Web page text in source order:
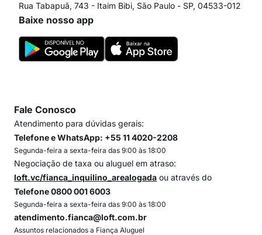
Rua Tabapuã, 743 - Itaim Bibi, São Paulo - SP, 04533-012
Baixe nosso app
Fale Conosco
Atendimento para dúvidas gerais:
Telefone e WhatsApp: +55 11 4020-2208
Segunda-feira a sexta-feira das 9:00 às 18:00
Negociação de taxa ou aluguel em atraso:
loft.vc/fianca_inquilino_arealogada ou através do
Telefone 0800 001 6003
Segunda-feira a sexta-feira das 9:00 às 18:00
atendimento.fianca@loft.com.br
Assuntos relacionados a Fiança Aluguel